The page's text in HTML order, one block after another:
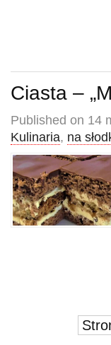
Ciasta –
Published on 14
Kulinaria, na